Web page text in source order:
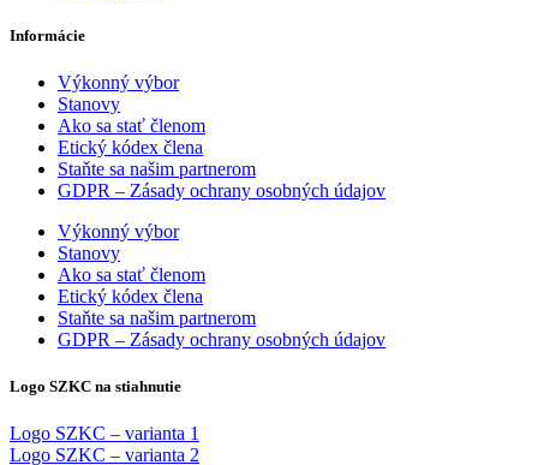
Informácie
Výkonný výbor
Stanovy
Ako sa stať členom
Etický kódex člena
Staňte sa našim partnerom
GDPR – Zásady ochrany osobných údajov
Výkonný výbor
Stanovy
Ako sa stať členom
Etický kódex člena
Staňte sa našim partnerom
GDPR – Zásady ochrany osobných údajov
Logo SZKC na stiahnutie
Logo SZKC – varianta 1
Logo SZKC – varianta 2